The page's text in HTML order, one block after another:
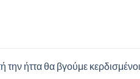
την ήττα θα βγούμε